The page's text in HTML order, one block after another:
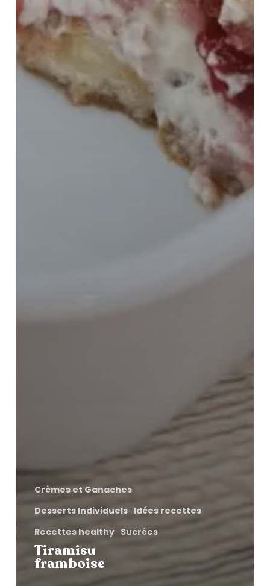
Crèmes et Ganaches
Desserts Individuels Idées recettes
Recettes healthy Sucrées
Tiramisu
framboise